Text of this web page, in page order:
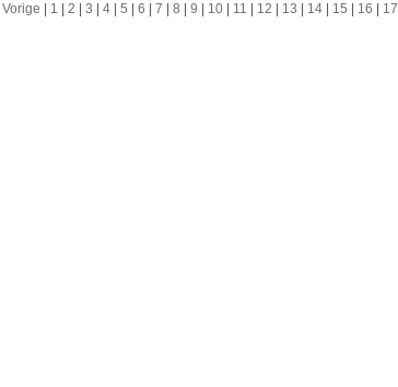
Vorige 1 2 3 4 5 6 7 8 9 10 11 12 13 14 15 16 17